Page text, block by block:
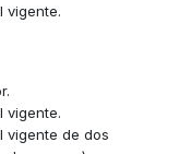
vigente.
vigente.
vigente de dos